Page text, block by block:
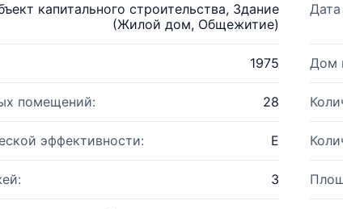
капитального строительства, Здание
(Жилой дом, Общежитие)
Дата
1975 Дом
помещений: 28
эффективности: E
3